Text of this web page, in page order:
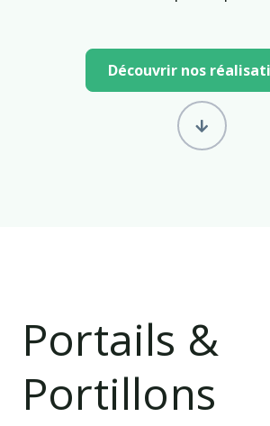
Découvrir nos
Portails &
Portillons